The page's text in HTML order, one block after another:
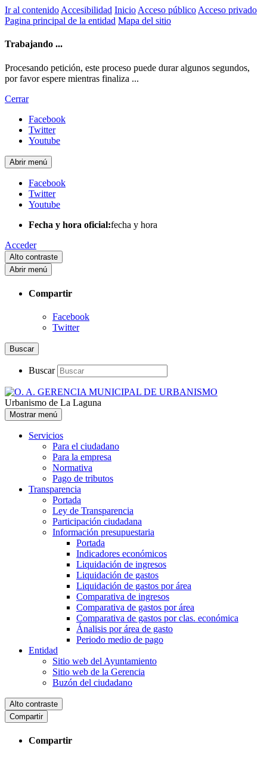
Ir al contenido Accesibilidad Inicio Acceso público Acceso privado
Pagina principal de la entidad Mapa del sitio
Trabajando ...
Procesando petición, este proceso puede durar algunos segundos,
por favor espere mientras finaliza ...
Cerrar
Facebook
Twitter
Youtube
Abrir menú
Facebook
Twitter
Youtube
Fecha y hora oficial:fecha y hora
Acceder
Alto contraste
Abrir menú
Compartir
Facebook
Twitter
Buscar
Buscar
Urbanismo de La Laguna
Mostrar menú
Servicios
Para el ciudadano
Para la empresa
Normativa
Pago de tributos
Transparencia
Portada
Ley de Transparencia
Participación ciudadana
Información presupuestaria
Portada
Indicadores económicos
Liquidación de ingresos
Liquidación de gastos
Liquidación de gastos por área
Comparativa de ingresos
Comparativa de gastos por área
Comparativa de gastos por clas. económica
Ánalisis por área de gasto
Periodo medio de pago
Entidad
Sitio web del Ayuntamiento
Sitio web de la Gerencia
Buzón del ciudadano
Alto contraste
Compartir
Compartir